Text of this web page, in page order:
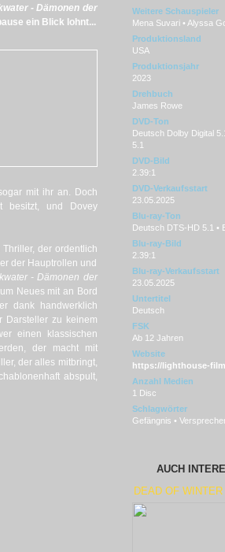
- Dämonen der
ein Blick lohnt...
mit ihr an. Doch
besitzt, und Dovey
der ordentlich
der Hauptrollen und
- Dämonen der
Neues mit an Bord
dank handwerklich
Darsteller zu keinem
einen klassischen
der macht mit
der alles mitbringt,
abspult,
Weitere Schauspieler
Mena Suvari • Alyssa
Produktionsland
USA
Produktionsjahr
2023
Drehbuch
James Rowe
DVD-Ton
Deutsch Dolby Digital
5.1
DVD-Bild
2.39:1
DVD-Verkaufsstart
23.05.2025
Blu-ray-Ton
Deutsch DTS-HD 5.1 •
Blu-ray-Bild
2.39:1
Blu-ray-Verkaufsstart
23.05.2025
Untertitel
Deutsch
FSK
Ab 12 Jahren
Website
https://lighthouse-
Anzahl Medien
1 Disc
Schlagwörter
Gefängnis •
AUCH
DEAD OF